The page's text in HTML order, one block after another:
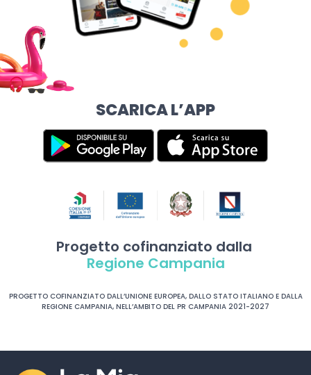
SCARICA L’APP
Progetto cofinanziato dalla
Regione Campania
PROGETTO COFINANZIATO DALL’UNIONE EUROPEA, DALLO STATO ITALIANO E DALLA
REGIONE CAMPANIA, NELL’AMBITO DEL PR CAMPANIA 2021-2027